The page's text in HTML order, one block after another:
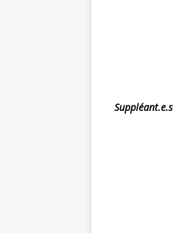
Suppléant.e.s